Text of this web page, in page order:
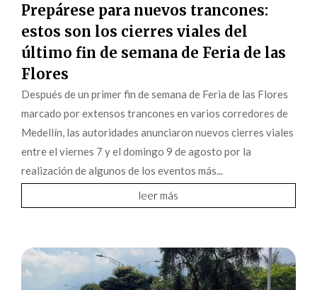
Prepárese para nuevos trancones:
estos son los cierres viales del
último fin de semana de Feria de las
Flores
Después de un primer fin de semana de Feria de las Flores
marcado por extensos trancones en varios corredores de
Medellín, las autoridades anunciaron nuevos cierres viales
entre el viernes 7 y el domingo 9 de agosto por la
realización de algunos de los eventos más...
leer más